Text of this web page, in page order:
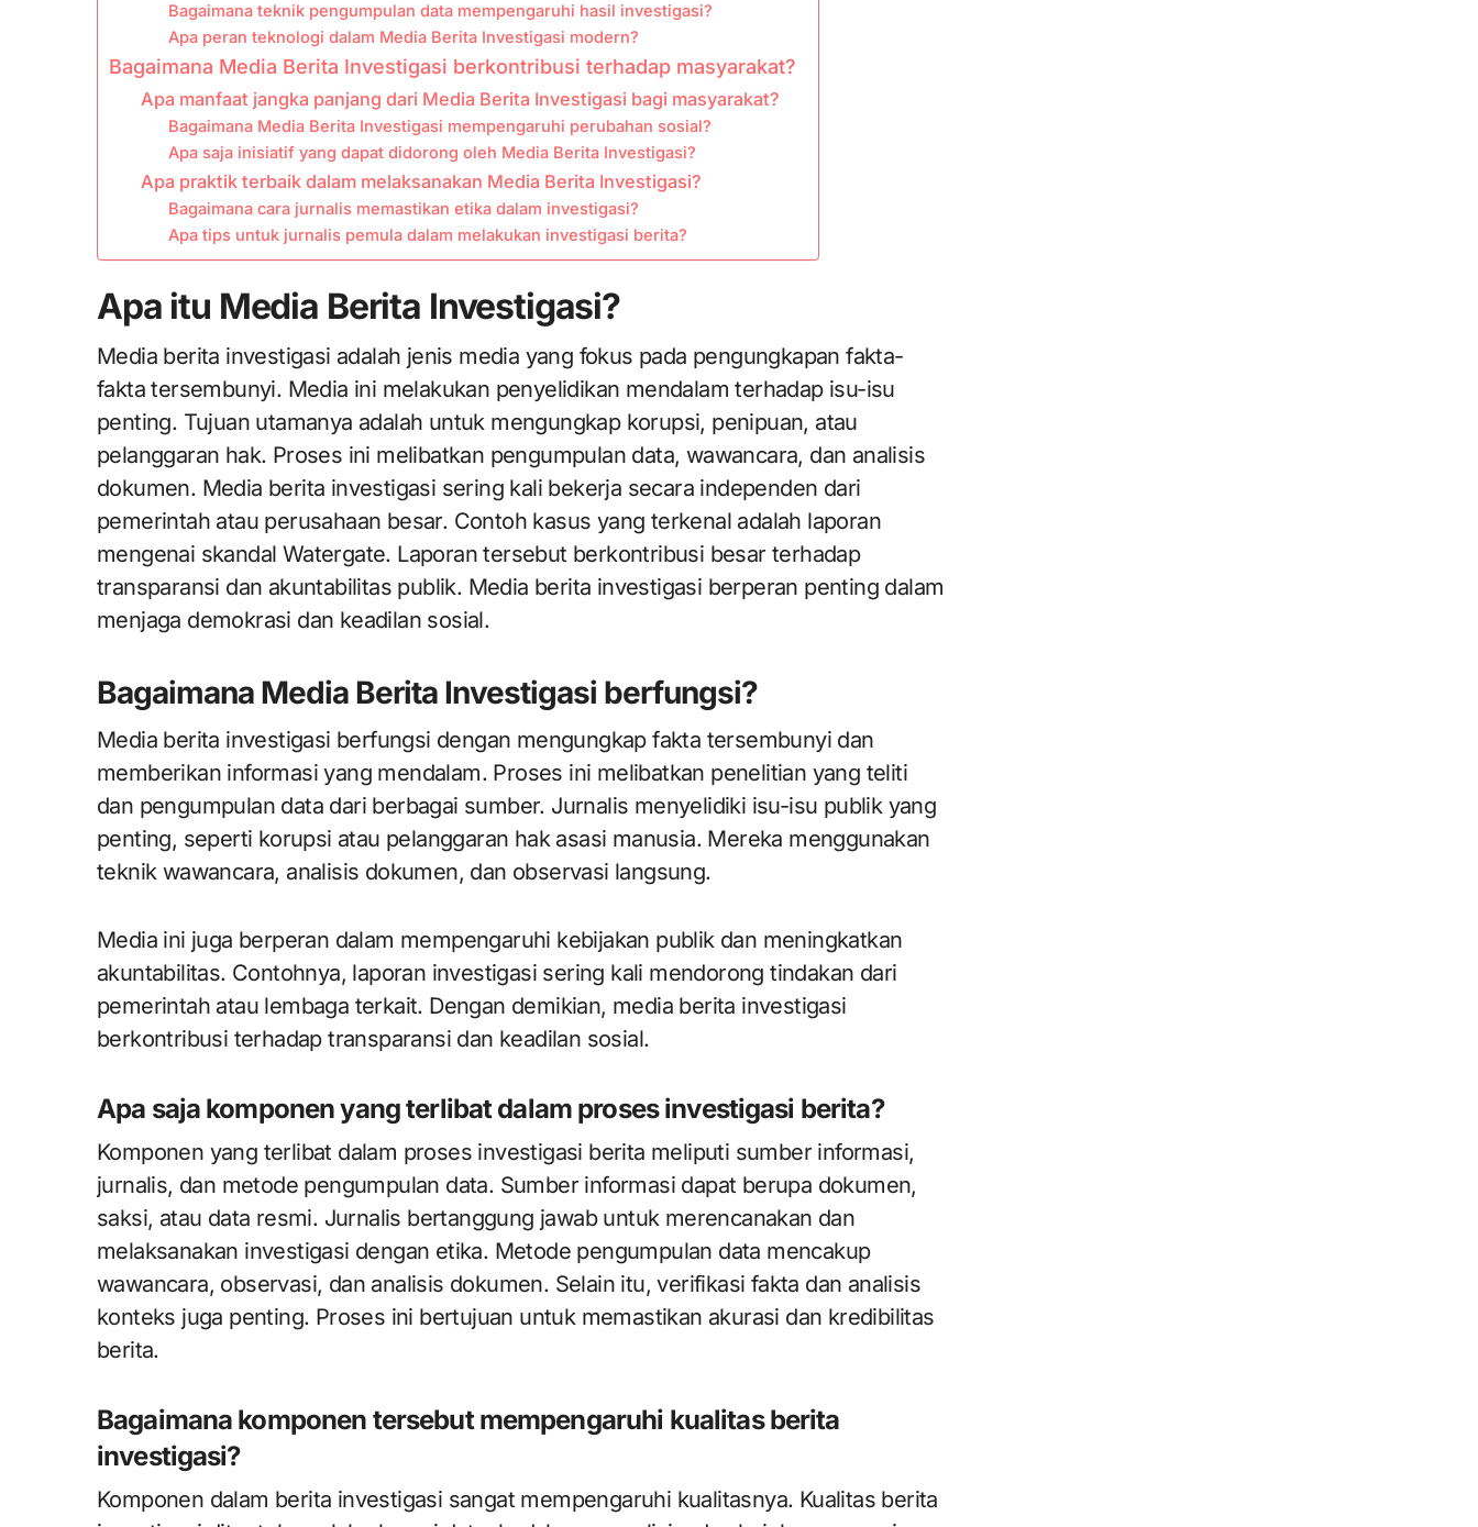
Bagaimana teknik pengumpulan data mempengaruhi hasil investigasi?
Apa peran teknologi dalam Media Berita Investigasi modern?
Bagaimana Media Berita Investigasi berkontribusi terhadap masyarakat?
Apa manfaat jangka panjang dari Media Berita Investigasi bagi masyarakat?
Bagaimana Media Berita Investigasi mempengaruhi perubahan sosial?
Apa saja inisiatif yang dapat didorong oleh Media Berita Investigasi?
Apa praktik terbaik dalam melaksanakan Media Berita Investigasi?
Bagaimana cara jurnalis memastikan etika dalam investigasi?
Apa tips untuk jurnalis pemula dalam melakukan investigasi berita?
Apa itu Media Berita Investigasi?
Media berita investigasi adalah jenis media yang fokus pada pengungkapan fakta-
fakta tersembunyi. Media ini melakukan penyelidikan mendalam terhadap isu-isu
penting. Tujuan utamanya adalah untuk mengungkap korupsi, penipuan, atau
pelanggaran hak. Proses ini melibatkan pengumpulan data, wawancara, dan analisis
dokumen. Media berita investigasi sering kali bekerja secara independen dari
pemerintah atau perusahaan besar. Contoh kasus yang terkenal adalah laporan
mengenai skandal Watergate. Laporan tersebut berkontribusi besar terhadap
transparansi dan akuntabilitas publik. Media berita investigasi berperan penting dalam
menjaga demokrasi dan keadilan sosial.
Bagaimana Media Berita Investigasi berfungsi?
Media berita investigasi berfungsi dengan mengungkap fakta tersembunyi dan
memberikan informasi yang mendalam. Proses ini melibatkan penelitian yang teliti
dan pengumpulan data dari berbagai sumber. Jurnalis menyelidiki isu-isu publik yang
penting, seperti korupsi atau pelanggaran hak asasi manusia. Mereka menggunakan
teknik wawancara, analisis dokumen, dan observasi langsung.
Media ini juga berperan dalam mempengaruhi kebijakan publik dan meningkatkan
akuntabilitas. Contohnya, laporan investigasi sering kali mendorong tindakan dari
pemerintah atau lembaga terkait. Dengan demikian, media berita investigasi
berkontribusi terhadap transparansi dan keadilan sosial.
Apa saja komponen yang terlibat dalam proses investigasi berita?
Komponen yang terlibat dalam proses investigasi berita meliputi sumber informasi,
jurnalis, dan metode pengumpulan data. Sumber informasi dapat berupa dokumen,
saksi, atau data resmi. Jurnalis bertanggung jawab untuk merencanakan dan
melaksanakan investigasi dengan etika. Metode pengumpulan data mencakup
wawancara, observasi, dan analisis dokumen. Selain itu, verifikasi fakta dan analisis
konteks juga penting. Proses ini bertujuan untuk memastikan akurasi dan kredibilitas
berita.
Bagaimana komponen tersebut mempengaruhi kualitas berita
investigasi?
Komponen dalam berita investigasi sangat mempengaruhi kualitasnya. Kualitas berita